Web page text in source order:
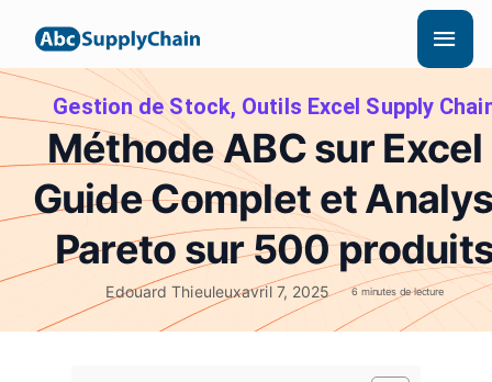
contenu
Gestion de Stock, Outils Excel Supply
Méthode ABC sur Excel
Guide Complet et
Pareto sur 500
Edouard Thieuleuxavril 7, 2025 6 minutes de lecture